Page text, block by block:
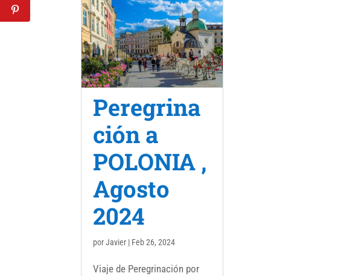
Peregrina
ción a
POLONIA ,
Agosto
2024
porJavier | Feb 26, 2024
Viaje de Peregrinación por